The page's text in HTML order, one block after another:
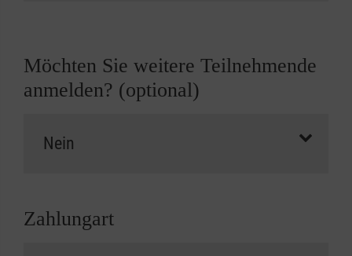
Möchten Sie weitere Teilnehmende
anmelden? (optional)
Zahlungart